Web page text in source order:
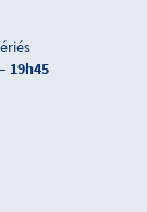
19h45